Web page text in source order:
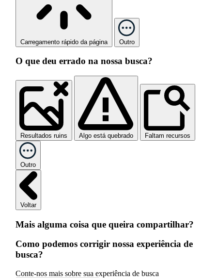
Carregamento rápido da página Outro
O que deu errado na nossa busca?
Resultados ruins Algo está quebrado Faltam recursos
Outro
Voltar
Mais alguma coisa que queira compartilhar?
Como podemos corrigir nossa experiência de
busca?
Conte-nos mais sobre sua experiência de busca